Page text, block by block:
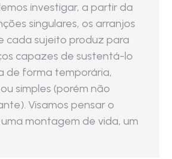
investigar, a partir da
singulares, os arranjos
cada sujeito produz para
capazes de sustentá-lo
de forma temporária,
simples (porém não
Visamos pensar o
montagem de vida, um